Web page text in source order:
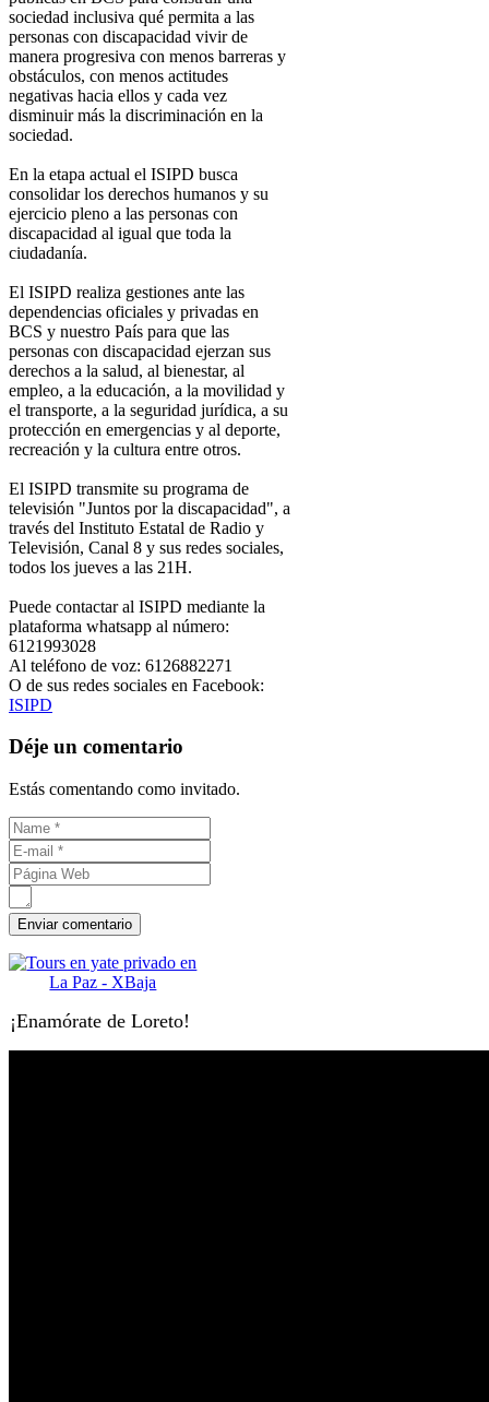
sociedad inclusiva qué permita a las
personas con discapacidad vivir de
manera progresiva con menos barreras y
obstáculos, con menos actitudes
negativas hacia ellos y cada vez
disminuir más la discriminación en la
sociedad.
En la etapa actual el ISIPD busca
consolidar los derechos humanos y su
ejercicio pleno a las personas con
discapacidad al igual que toda la
ciudadanía.
El ISIPD realiza gestiones ante las
dependencias oficiales y privadas en
BCS y nuestro País para que las
personas con discapacidad ejerzan sus
derechos a la salud, al bienestar, al
empleo, a la educación, a la movilidad y
el transporte, a la seguridad jurídica, a su
protección en emergencias y al deporte,
recreación y la cultura entre otros.
El ISIPD transmite su programa de
televisión "Juntos por la discapacidad", a
través del Instituto Estatal de Radio y
Televisión, Canal 8 y sus redes sociales,
todos los jueves a las 21H.
Puede contactar al ISIPD mediante la
plataforma whatsapp al número:
6121993028
Al teléfono de voz: 6126882271
O de sus redes sociales en Facebook:
ISIPD
Déje un comentario
Estás comentando como invitado.
¡Enamórate de Loreto!